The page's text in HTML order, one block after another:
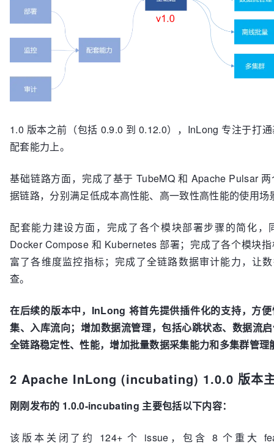
1.0 版本之前（包括 0.9.0 到 0.12.0），InLong 专注于打
配套能力上。
基础链路方面，完成了基于 TubeMQ 和 Apache Pulsar
据链路，分别满足低成本高性能、高一致性高性能的使用场
配套能力建设方面，完成了各个模块部署步骤的简化，
Docker Compose 和 Kubernetes 部署；完成了各个模块
富了各维度监控指标；完成了全链路数据审计能力，让数
查。
在后续的版本中，InLong 将首先提供插件化的支持，方
集、入库流向；增加数据流管理，包括心跳状态、数据流
全链路稳定性、性能，增加批量数据采集能力和多集群管理
2 Apache InLong (incubating) 1.0.0 版本
刚刚发布的 1.0.0-incubating 主要包括以下内容：
该版本关闭了约 124+ 个 issue，包含 8 个重大